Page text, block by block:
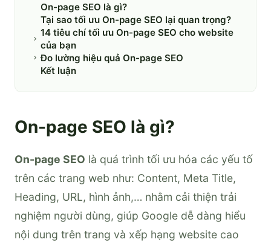
On-page SEO là gì?
Tại sao tối ưu On-page SEO lại quan trọng?
14 tiêu chí tối ưu On-page SEO cho website
của bạn
Đo lường hiệu quả On-page SEO
Kết luận
On-page SEO là gì?
On-page SEO là quá trình tối ưu hóa các yếu tố
trên các trang web như: Content, Meta Title,
Heading, URL, hình ảnh,… nhằm cải thiện trải
nghiệm người dùng, giúp Google dễ dàng hiểu
nội dung trên trang và xếp hạng website cao